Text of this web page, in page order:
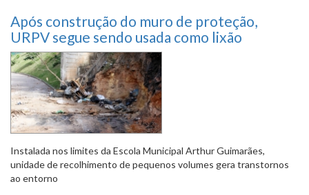
Após construção do muro de proteção,
URPV segue sendo usada como lixão
Instalada nos limites da Escola Municipal Arthur Guimarães,
unidade de recolhimento de pequenos volumes gera transtornos
ao entorno